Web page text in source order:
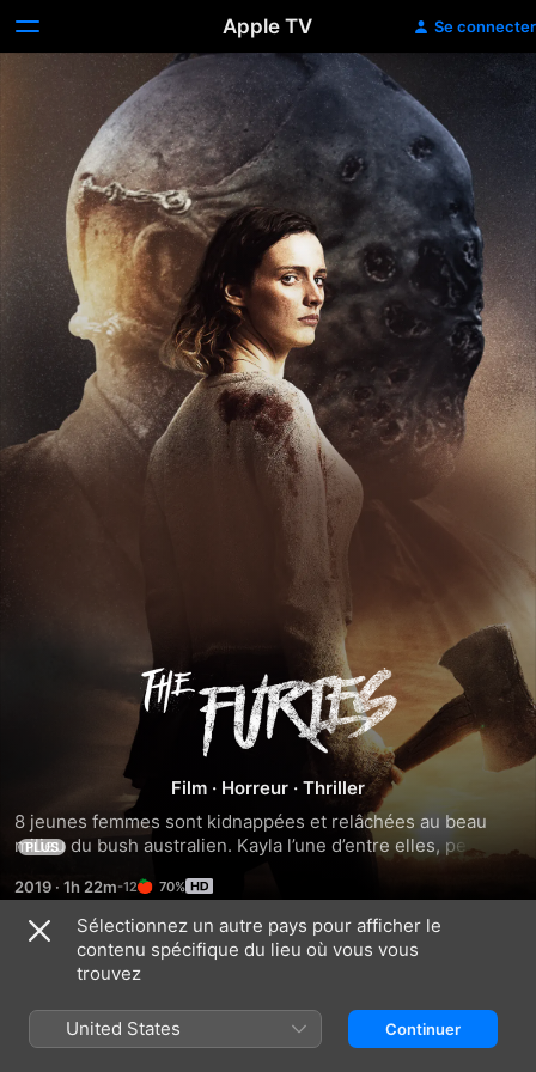
Apple TV Se connecter
The
Furies
Film · Horreur · Thriller
8 jeunes femmes sont kidnappées et relâchées au beau
milieu du bush australien. Kayla l’une d’entre elles, pense
d’abord à une blague de mauvais goût jusqu'à ce qu’elle
tombe sur deux autres victimes poursuivies par un homme
masqué armé d’une hache. Se rendant compte qu’elles ne
sont que de vulgaires proies d’une chasse à l’homme
organisée par une bande de sadiques, leur cauchemar ne
chaque fille est assignée une bête. Et cette petite subtilité
va fortement compliquer la partie de cache-cache.
PLUS
2019 · 1h 22m 70%
Bandes-annonces
Sélectionnez un autre pays pour afficher le
contenu spécifique du lieu où vous vous
trouvez
United States Continuer